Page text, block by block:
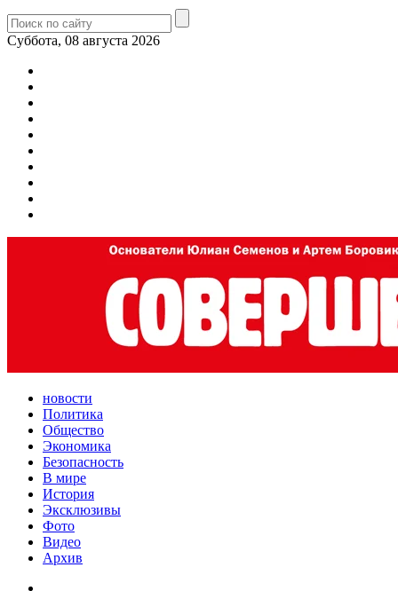
Суббота, 08 августа 2026
новости
Политика
Общество
Экономика
Безопасность
В мире
История
Эксклюзивы
Фото
Видео
Архив